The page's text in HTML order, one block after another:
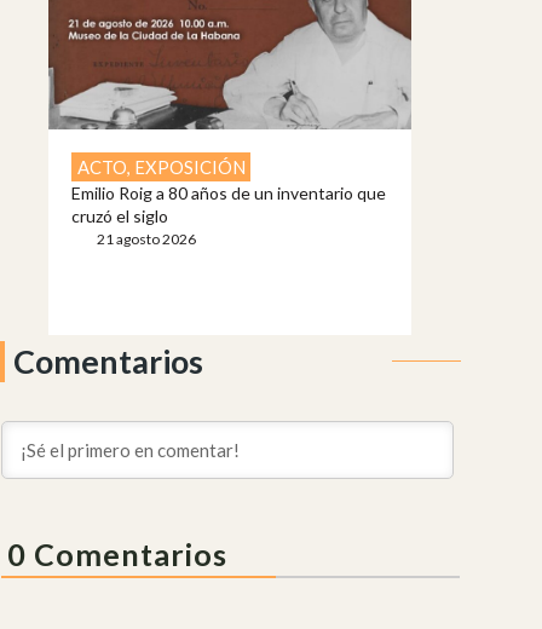
ACTO, EXPOSICIÓN
Emilio Roig a 80 años de un inventario que
cruzó el siglo
21 agosto 2026
Comentarios
0 Comentarios